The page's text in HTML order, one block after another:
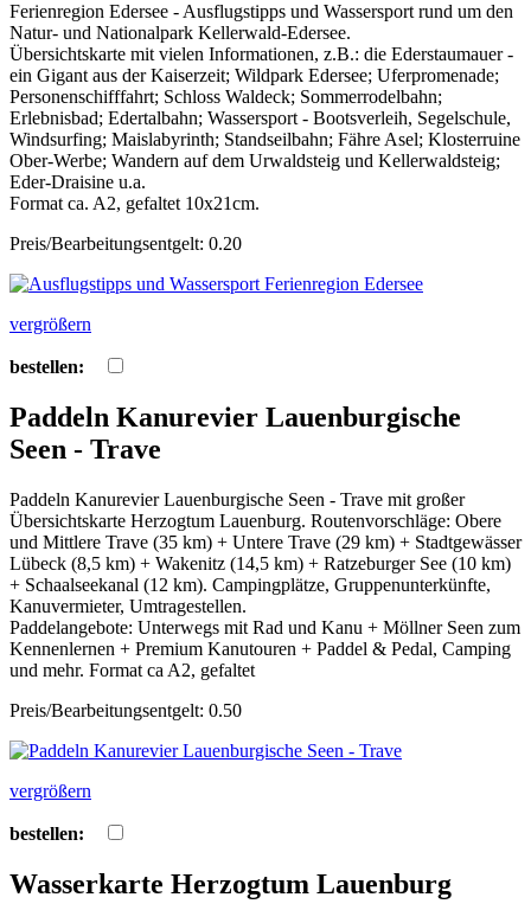
Ferienregion Edersee - Ausflugstipps und Wassersport rund um den
Natur- und Nationalpark Kellerwald-Edersee.
Übersichtskarte mit vielen Informationen, z.B.: die Ederstaumauer -
ein Gigant aus der Kaiserzeit; Wildpark Edersee; Uferpromenade;
Personenschifffahrt; Schloss Waldeck; Sommerrodelbahn;
Erlebnisbad; Edertalbahn; Wassersport - Bootsverleih, Segelschule,
Windsurfing; Maislabyrinth; Standseilbahn; Fähre Asel; Klosterruine
Ober-Werbe; Wandern auf dem Urwaldsteig und Kellerwaldsteig;
Eder-Draisine u.a.
Format ca. A2, gefaltet 10x21cm.
Preis/Bearbeitungsentgelt: 0.20
vergrößern
bestellen:
Paddeln Kanurevier Lauenburgische
Seen - Trave
Paddeln Kanurevier Lauenburgische Seen - Trave mit großer
Übersichtskarte Herzogtum Lauenburg. Routenvorschläge: Obere
und Mittlere Trave (35 km) + Untere Trave (29 km) + Stadtgewässer
Lübeck (8,5 km) + Wakenitz (14,5 km) + Ratzeburger See (10 km)
+ Schaalseekanal (12 km). Campingplätze, Gruppenunterkünfte,
Kanuvermieter, Umtragestellen.
Paddelangebote: Unterwegs mit Rad und Kanu + Möllner Seen zum
Kennenlernen + Premium Kanutouren + Paddel & Pedal, Camping
und mehr. Format ca A2, gefaltet
Preis/Bearbeitungsentgelt: 0.50
vergrößern
bestellen:
Wasserkarte Herzogtum Lauenburg